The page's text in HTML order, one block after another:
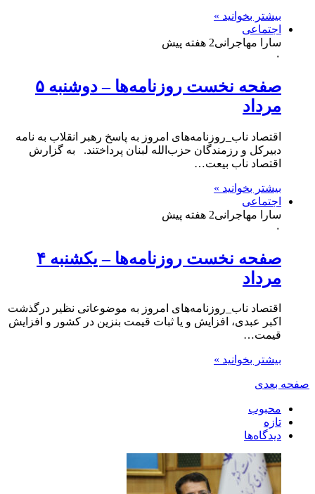
بیشتر بخوانید »
اجتماعی
سارا مهاجرانی2 هفته پیش
۰
صفحه نخست روزنامه‌ها – دوشنبه ۵
مرداد
اقتصاد ناب_روزنامه‌های امروز به پاسخ رهبر انقلاب به نامه
دبیرکل و رزمندگان حزب‌الله لبنان پرداختند. به گزارش
اقتصاد ناب بیعت…
بیشتر بخوانید »
اجتماعی
سارا مهاجرانی2 هفته پیش
۰
صفحه نخست روزنامه‌ها – یکشنبه ۴
مرداد
اقتصاد ناب_روزنامه‌های امروز به موضوعاتی نظیر درگذشت
اکبر عبدی، افزایش و یا ثبات قیمت بنزین در کشور و افزایش
قیمت…
بیشتر بخوانید »
صفحه بعدی
محبوب
تازه
دیدگاه‌ها